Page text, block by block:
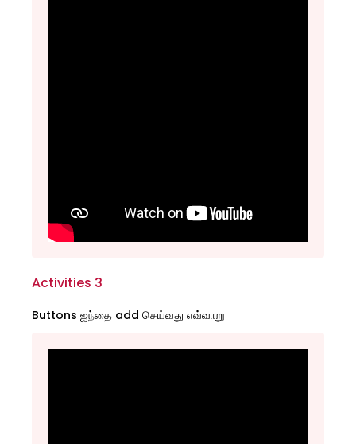
Activities 3
Buttons ஐந்தை add செய்வது எவ்வாறு